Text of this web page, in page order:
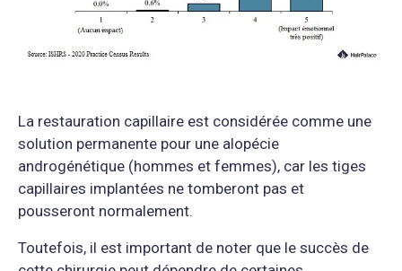
La restauration capillaire est considérée comme une
solution permanente pour une alopécie
androgénétique (hommes et femmes), car les tiges
capillaires implantées ne tomberont pas et
pousseront normalement.
Toutefois, il est important de noter que le succès de